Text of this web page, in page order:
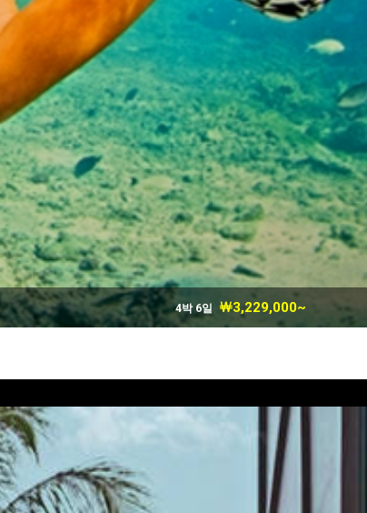
4박 6일 ￦3,229,000~